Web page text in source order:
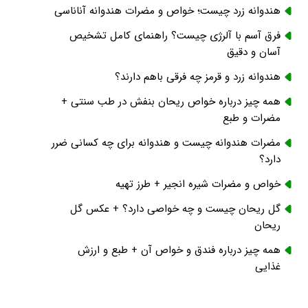
هندوانه زرد چیست؛ خواص و مضرات هندوانه آناناسی
فرق آسم با آلرژی چیست؟ راهنمای کامل تشخیص
آسان و دقیق
هندوانه زرد و قرمز چه فرقی باهم دارند؟
همه چیز درباره خواص ریحان بنفش در طب سنتی +
مضرات و طبع
مضرات هندوانه چیست و هندوانه برای چه کسانی ضرر
دارد؟
خواص و مضرات شیره انجیر + طرز تهیه
گل ریحان چیست و چه خواصی دارد؟ + عکس گل
ریحان
همه چیز درباره فندق و خواص آن + طبع و ارزش
غذایی